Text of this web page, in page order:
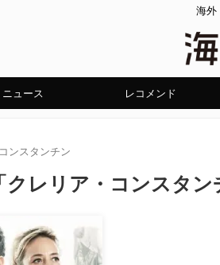
海外
ニュース レコメンド
ンスタンチン
クレリア・コンスタ